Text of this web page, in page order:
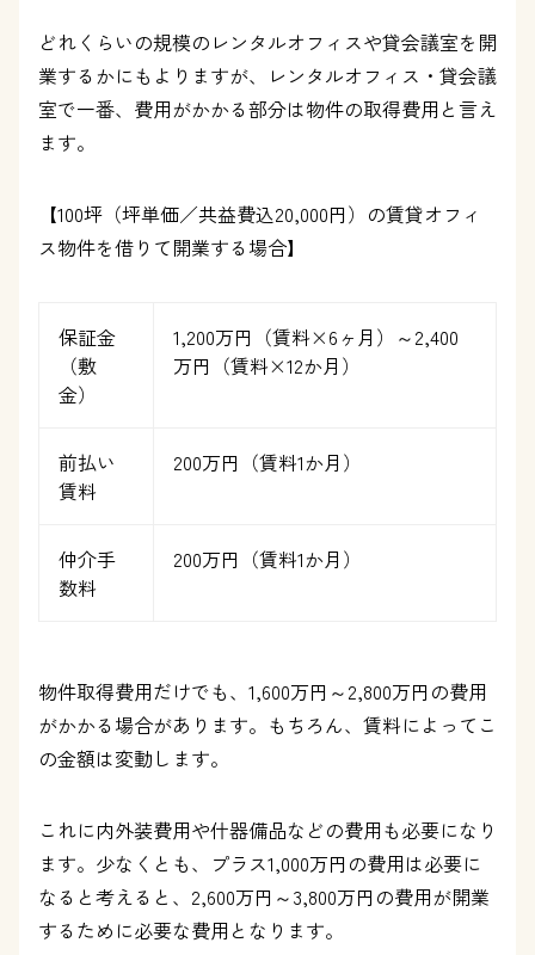
どれくらいの規模のレンタルオフィスや貸会議室を開
業するかにもよりますが、レンタルオフィス・貸会議
室で一番、費用がかかる部分は物件の取得費用と言え
ます。
【100坪（坪単価／共益費込20,000円）の賃貸オフィ
ス物件を借りて開業する場合】
保証金
（敷
金）
1,200万円（賃料×6ヶ月）～2,400
万円（賃料×12か月）
前払い
賃料
200万円（賃料1か月）
仲介手
数料
200万円（賃料1か月）
物件取得費用だけでも、1,600万円～2,800万円の費用
がかかる場合があります。もちろん、賃料によってこ
の金額は変動します。
これに内外装費用や什器備品などの費用も必要になり
ます。少なくとも、プラス1,000万円の費用は必要に
なると考えると、2,600万円～3,800万円の費用が開業
するために必要な費用となります。